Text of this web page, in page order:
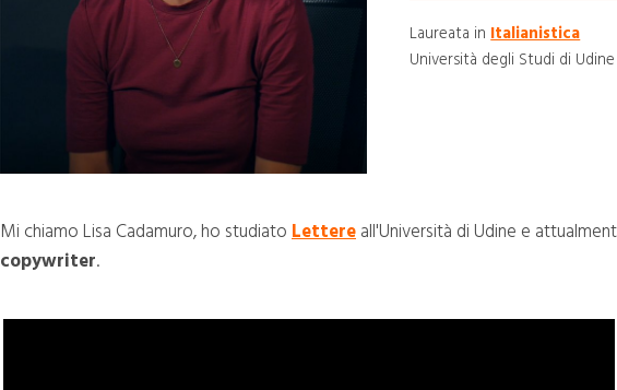
Laureata in Italianistica
Università degli Studi di Udine
Mi chiamo Lisa Cadamuro, ho studiato Lettere all'Università di Udine e
copywriter.